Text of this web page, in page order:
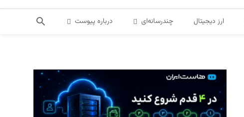
ارز دیجیتال چندرسانه‌ای درباره پیوست